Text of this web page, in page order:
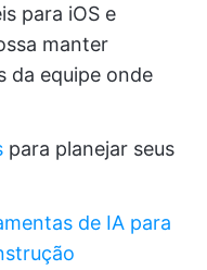
para iOS e
manter
da equipe onde
para planejar seus
de IA para